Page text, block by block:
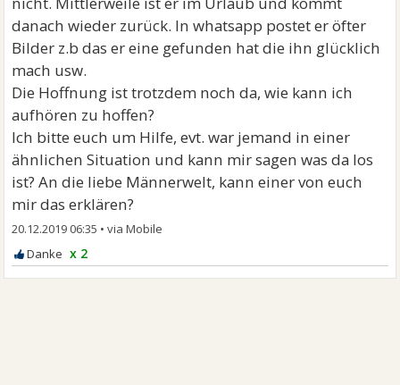
danach wieder zurück. In whatsapp postet er öfter
Bilder z.b das er eine gefunden hat die ihn glücklich
mach usw.
Die Hoffnung ist trotzdem noch da, wie kann ich
aufhören zu hoffen?
Ich bitte euch um Hilfe, evt. war jemand in einer
ähnlichen Situation und kann mir sagen was da los
ist? An die liebe Männerwelt, kann einer von euch
mir das erklären?
20.12.2019 06:35 •
x 2